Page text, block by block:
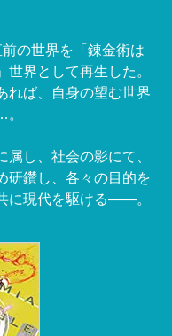
の世界を「錬金術は
界として再生した。
ば、自身の望む世界
し、社会の影にて、
研鑽し、各々の目的を
に現代を駆ける――。